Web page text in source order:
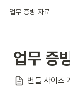
업무 증빙 자료
업무 증
번들 사이즈